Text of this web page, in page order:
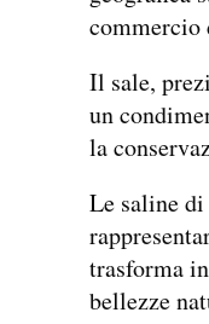
commercio
Il sale,
un
la
Le saline
trasforma
bellezze